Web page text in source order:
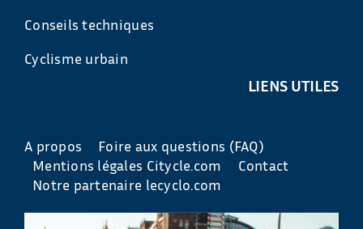
Conseils techniques
Cyclisme urbain
LIENS UTILES
A propos
Foire aux questions (FAQ)
Mentions légales Citycle.com
Contact
Notre partenaire lecyclo.com